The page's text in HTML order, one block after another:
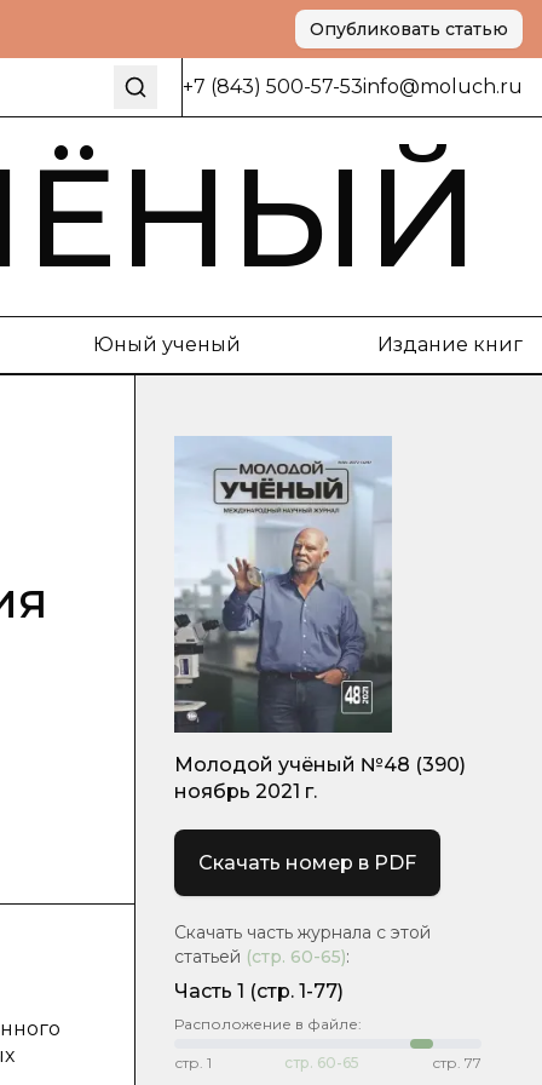
Опубликовать статью
+7 (843) 500-57-53info@moluch.ru
Юный ученый Издание книг
Молодой учёный №48 (390)
ноябрь 2021 г.
Скачать номер в PDF
Скачать часть журнала с этой
статьей (стр. 60-65):
Часть 1 (стр. 1-77)
Расположение в файле:
стр. 1 стр. 60-65 стр. 77